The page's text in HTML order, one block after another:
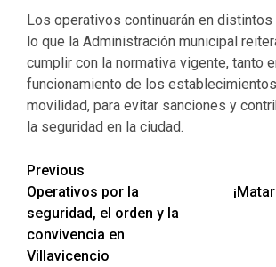
Los operativos continuarán en
lo que la Administración municipal
cumplir con la normativa vigente, tanto
funcionamiento de los
movilidad, para evitar sanciones y
la seguridad en la ciudad.
Previous
Operativos por la
seguridad, el orden y la
convivencia en
Villavicencio